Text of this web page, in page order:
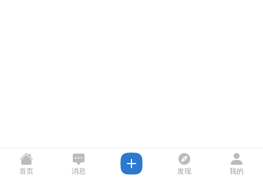
首页 消息 发现 我的